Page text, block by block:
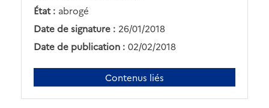
État : abrogé
Date de signature : 26/01/2018
Date de publication : 02/02/2018
Contenus liés